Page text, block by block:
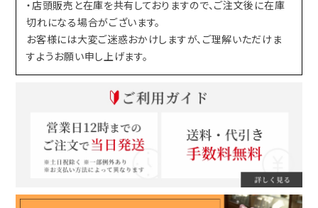
・店頭販売と在庫を共有しておりますので、ご注文後に在庫
切れになる場合がございます。
お客様には大変ご迷惑おかけしますが、ご理解いただけま
すようお願い申し上げます。